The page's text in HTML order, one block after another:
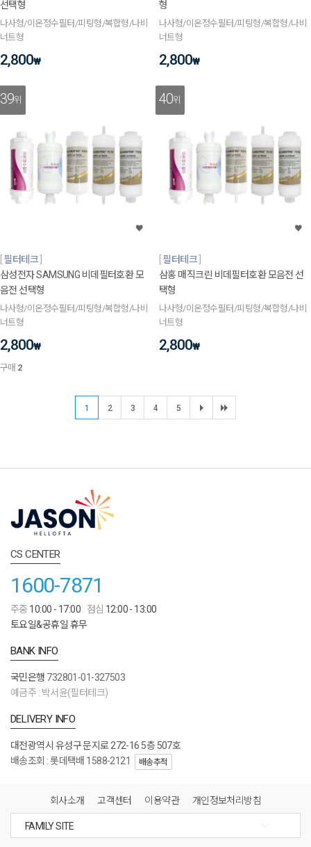
선택형
나사형/이온정수필터/피팅형/복합형/나비
너트형
2,800₩
형
나사형/이온정수필터/피팅형/복합형/나비
너트형
2,800₩
39위
필터테크
삼성전자 SAMSUNG 비데필터호환 모
음전 선택형
나사형/이온정수필터/피팅형/복합형/나비
너트형
2,800₩
구매 2
40위
필터테크
삼홍 매직크린 비데필터호환 모음전 선
택형
나사형/이온정수필터/피팅형/복합형/나비
너트형
2,800₩
1 2 3 4 5
CS CENTER
1600-7871
주중 10:00 - 17:00 점심 12:00 - 13:00
토요일&공휴일 휴무
BANK INFO
국민은행 732801-01-327503
예금주 : 박서윤(필터테크)
DELIVERY INFO
대전광역시 유성구 문지로 272-16 5층 507호
배송조회 : 롯데택배 1588-2121
배송추적
회사소개 고객센터 이용약관 개인정보처리방침